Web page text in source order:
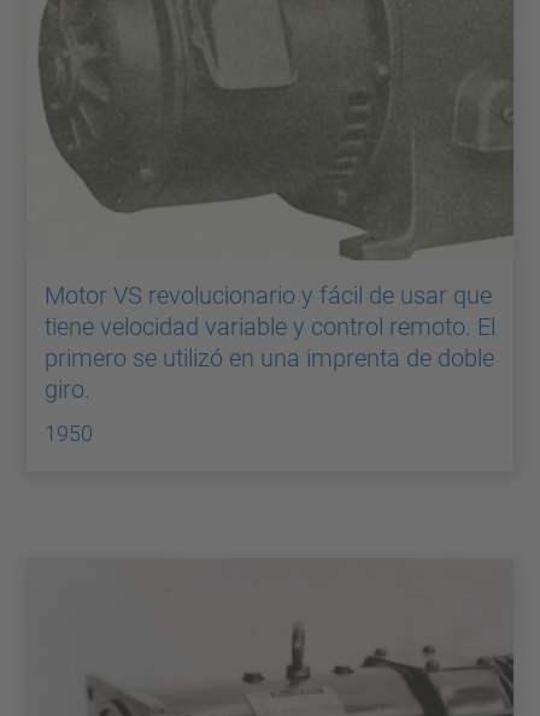
Motor VS revolucionario y fácil de usar que
tiene velocidad variable y control remoto. El
primero se utilizó en una imprenta de doble
giro.
1950